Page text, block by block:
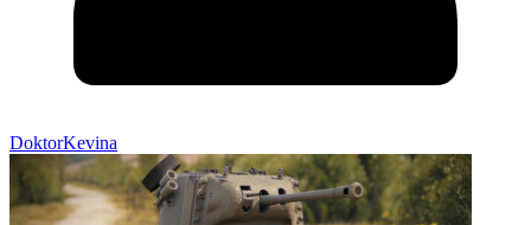
DoktorKevina